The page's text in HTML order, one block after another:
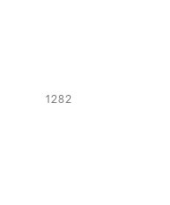
1282